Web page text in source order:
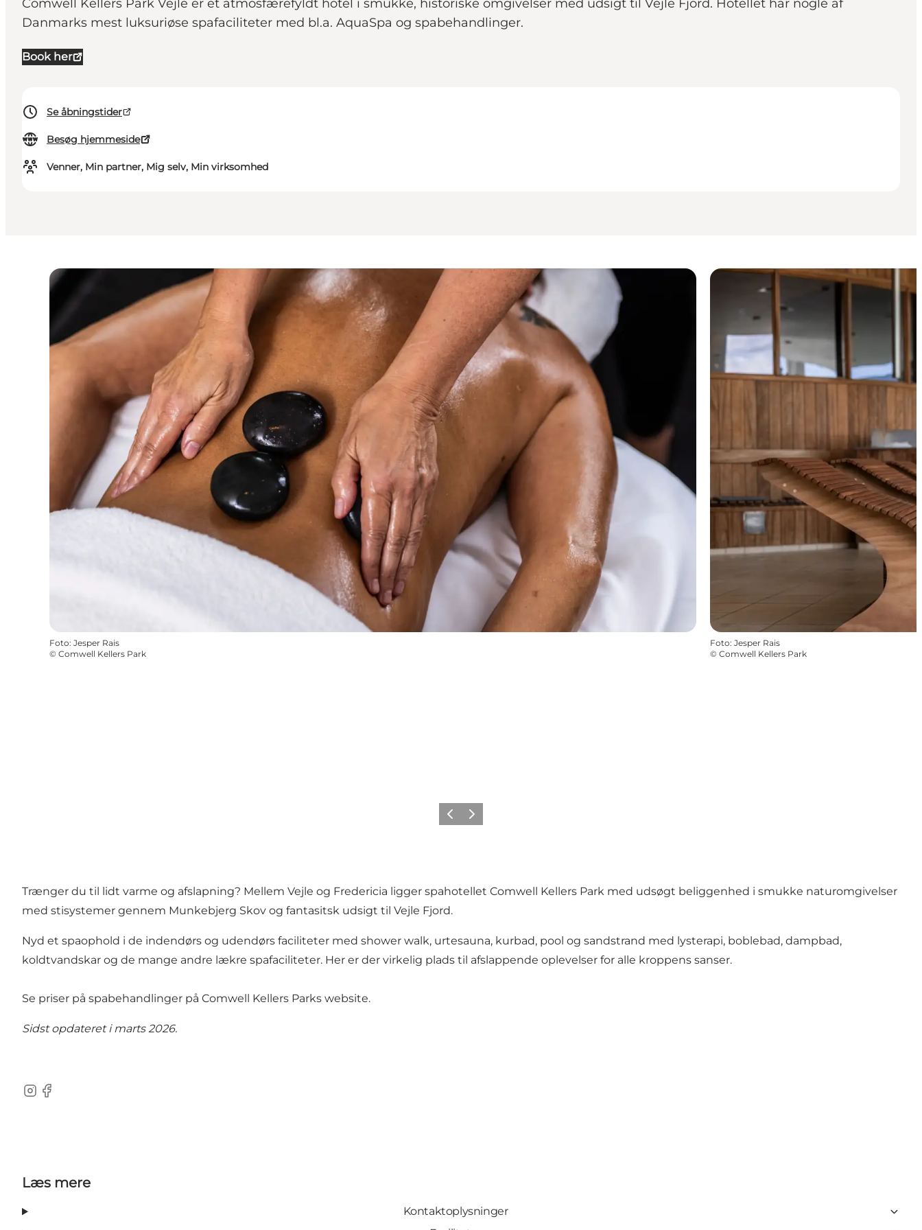
Comwell Kellers Park Vejle er et atmosfærefyldt hotel i smukke, historiske omgivelser med udsigt til Vejle Fjord. Hotellet har nogle af
Danmarks mest luksuriøse spafaciliteter med bl.a. AquaSpa og spabehandlinger.
Book her
Se åbningstider
Besøg hjemmeside
Venner, Min partner, Mig selv, Min virksomhed
Foto: Jesper Rais
© Comwell Kellers Park
Foto: Jesper Rais
© Comwell Kellers Park
ForrigeNæste
Trænger du til lidt varme og afslapning? Mellem Vejle og Fredericia ligger spahotellet Comwell Kellers Park med udsøgt beliggenhed i smukke naturomgivelser
med stisystemer gennem Munkebjerg Skov og fantasitsk udsigt til Vejle Fjord.
Nyd et spaophold i de indendørs og udendørs faciliteter med shower walk, urtesauna, kurbad, pool og sandstrand med lysterapi, boblebad, dampbad,
koldtvandskar og de mange andre lækre spafaciliteter. Her er der virkelig plads til afslappende oplevelser for alle kroppens sanser.
Se priser på spabehandlinger på Comwell Kellers Parks website.
Sidst opdateret i marts 2026.
Instagram
Facebook
Læs mere
Kontaktoplysninger